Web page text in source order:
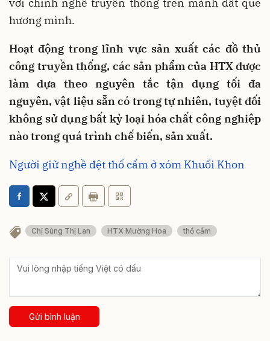
hương mình.
Hoạt động trong lĩnh vực sản xuất các đồ thủ
công truyền thống, các sản phẩm của HTX được
làm dựa theo nguyên tắc tận dụng tối đa
nguyên, vật liệu sẵn có trong tự nhiên, tuyệt đối
không sử dụng bất kỳ loại hóa chất công nghiệp
nào trong quá trình chế biến, sản xuất.
Người giữ nghề dệt thổ cẩm ở xóm Khuổi Khon
Chị Sùng Thị Lan HTX Mường Hoa thổ cẩm
Gửi bình luận